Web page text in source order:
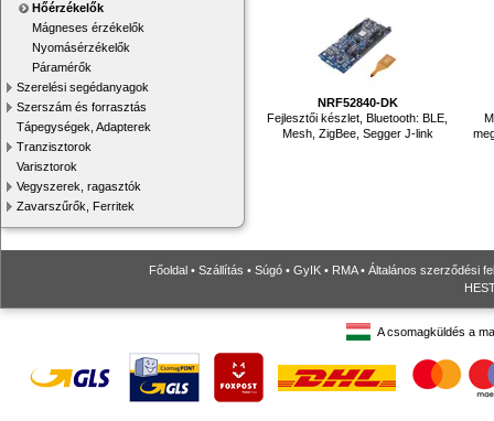
Hőérzékelők
Mágneses érzékelők
Nyomásérzékelők
Páramérők
Szerelési segédanyagok
Szerszám és forrasztás
Tápegységek, Adapterek
Tranzisztorok
Varisztorok
Vegyszerek, ragasztók
Zavarszűrők, Ferritek
NRF52840-DK
Fejlesztői készlet, Bluetooth: BLE,
Mesh, ZigBee, Segger J-link
Főoldal • Szállítás • Súgó • GyIK • RMA• Általános szerződési
A csomagküldés a